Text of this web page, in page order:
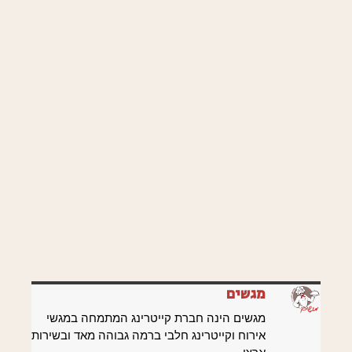
מגשים
מגשים הינה חברת קייטרינג המתמחה במגשי
אירוח וקייטרינג חלבי ברמה גבוהה מאד ובשירות